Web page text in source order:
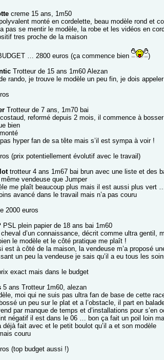
creme 15 ans, 1m50
monté en cordelette, beau modèle rond et
pas se mentir le modèle, la robe et les vidéos en
tres proche de la maison
… 2800 euros (ça commence bien
)
Trotteur de 15 ans 1m60 Alezan
rando, je trouve le modèle un peu fin, je dois
Trotteur de 7 ans, 1m70 bai
reformé depuis 2 mois, il commence à
bien
hyper fan de sa tête mais s’il est sympa à voir !
(prix potentiellement évolutif avec le travail)
trotteur 4 ans 1m67 bai brun avec une liste et des
même vendeuse que Jumper
me plaît beaucoup plus mais il est aussi plus
avancé dans le travail mais n’a pas couru
2000 euros
PSL plein papier de 18 ans bai 1m60
cheval d’un connaissance, décrit comme ultra gentil,
le modèle et le côté pratique me plaît !
est à côté de la maison, la vendeuse m’a proposé
un peu la vendeuse je sais qu’il a eu tous les
exact mais dans le budget
5 ans Trotteur 1m60, alezan
moi qui ne suis pas ultra fan de base de cette
bossé un peu sur le plat et a l’obstacle, il part en
par manque de temps et d’installations pour s’en
négatif il est dans le 06 … bon ça fait un poil loin
déjà fait avec et le petit boulot qu’il a et son modèle
couru
(top budget aussi !)